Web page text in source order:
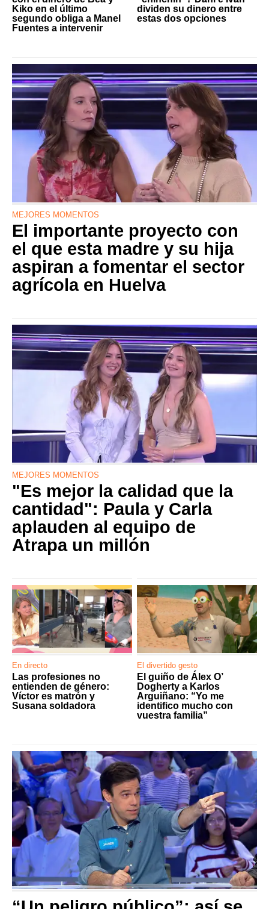
Kiko en el último
segundo obliga a Manel
Fuentes a intervenir
dividen su dinero entre
estas dos opciones
MEJORES MOMENTOS
El importante proyecto con
el que esta madre y su hija
aspiran a fomentar el sector
agrícola en Huelva
MEJORES MOMENTOS
"Es mejor la calidad que la
cantidad": Paula y Carla
aplauden al equipo de
Atrapa un millón
En directo
Las profesiones no
entienden de género:
Víctor es matrón y
Susana soldadora
El divertido gesto
El guiño de Álex O’
Dogherty a Karlos
Arguiñano: “Yo me
identifico mucho con
vuestra familia”